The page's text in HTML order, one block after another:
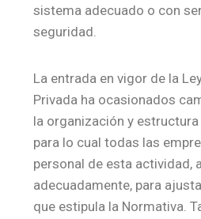
sistema adecuado o con
seguridad.
La entrada en vigor de la
Privada ha ocasionados
la organización y
para lo cual todas las
personal de esta actividad,
adecuadamente, para
que estipula la Normativa.